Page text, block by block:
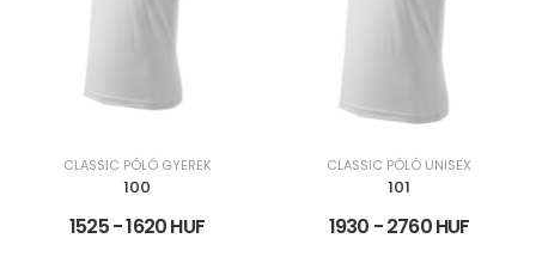
CLASSIC PÓLÓ GYEREK
100
1525 - 1620 HUF
CLASSIC PÓLÓ UNISEX
101
1930 - 2760 HUF